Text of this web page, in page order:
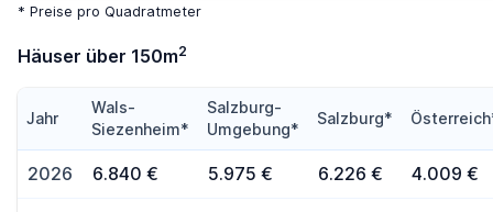
* Preise pro Quadratmeter
Häuser über 150m2
Jahr
Wals-
Siezenheim*
Salzburg-
Umgebung*
Salzburg*
2026 6.840 € 5.975 € 6.226 € 4.009 €